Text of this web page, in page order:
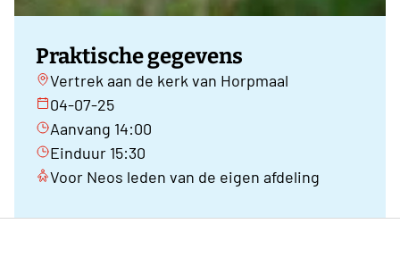
Praktische gegevens
Vertrek aan de kerk van Horpmaal
04-07-25
Aanvang 14:00
Einduur 15:30
Voor Neos leden van de eigen afdeling